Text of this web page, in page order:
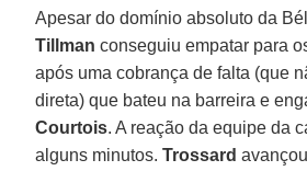
Apesar do domínio absoluto da
Tillman conseguiu empatar para
após uma cobrança de falta (que
direta) que bateu na barreira e
Courtois. A reação da equipe da
alguns minutos.Trossard